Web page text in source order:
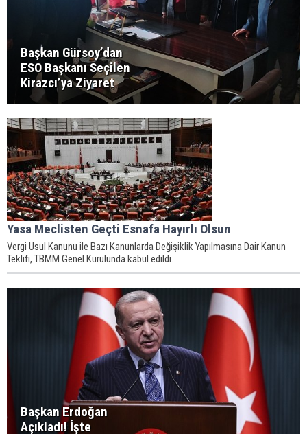
Başkan Gürsoy’dan
ESO Başkanı Seçilen
Kirazcı’ya Ziyaret
Yasa Meclisten Geçti Esnafa Hayırlı Olsun
Vergi Usul Kanunu ile Bazı Kanunlarda Değişiklik Yapılmasına Dair Kanun
Teklifi, TBMM Genel Kurulunda kabul edildi.
Başkan Erdoğan
Açıkladı! İşte